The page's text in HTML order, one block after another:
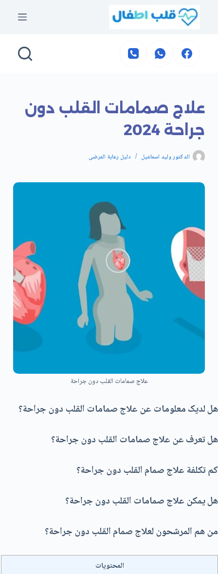
علاج صمامات القلب دون
جراحة 2024
الدكتور وليد اسماعيل دليل رعاية المرضى
علاج صمامات القلب دون جراحة
هل لدیک معلومات عن علاج صمامات القلب دون جراحة؟
هل تعرف عن علاج صمامات القلب دون جراحة؟
کم تکلفة علاج صمام القلب دون جراحة؟
هل يمكن علاج صمامات القلب دون جراحة؟
من هم المرشحون لعلاج صمام القلب دون جراحة؟
المحتويات